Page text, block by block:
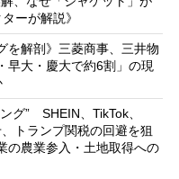
ーが解説》
を解剖》三菱商事、三井物
早大・慶大で約6割」の現
グ” SHEIN、TikTok、
トランプ関税の回避を狙
農業参入・土地取得への